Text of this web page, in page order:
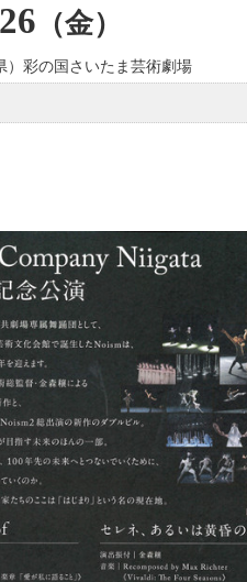
（金）
）彩の国さいたま芸術劇場